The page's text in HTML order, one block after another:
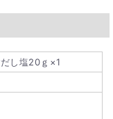
し塩20ｇ×1